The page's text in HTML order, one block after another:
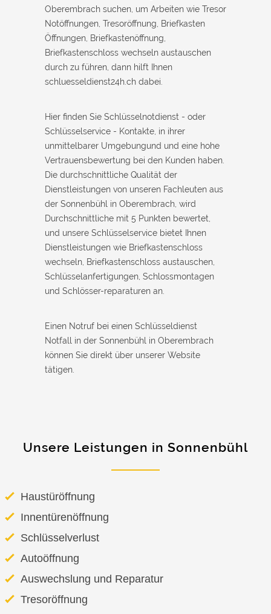
Oberembrach suchen, um Arbeiten wie Tresor
Notöffnungen, Tresoröffnung, Briefkasten
Öffnungen, Briefkastenöffnung,
Briefkastenschloss wechseln austauschen
durch zu führen, dann hilft Ihnen
schluesseldienst24h.ch dabei.
Hier finden Sie Schlüsselnotdienst - oder
Schlüsselservice - Kontakte, in ihrer
unmittelbarer Umgebungund und eine hohe
Vertrauensbewertung bei den Kunden haben.
Die durchschnittliche Qualität der
Dienstleistungen von unseren Fachleuten aus
der Sonnenbühl in Oberembrach, wird
Durchschnittliche mit 5 Punkten bewertet,
und unsere Schlüsselservice bietet Ihnen
Dienstleistungen wie Briefkastenschloss
wechseln, Briefkastenschloss austauschen,
Schlüsselanfertigungen, Schlossmontagen
und Schlösser-reparaturen an.
Einen Notruf bei einen Schlüsseldienst
Notfall in der Sonnenbühl in Oberembrach
können Sie direkt über unserer Website
tätigen.
Unsere Leistungen in Sonnenbühl
Haustüröffnung
Innentürenöffnung
Schlüsselverlust
Autoöffnung
Auswechslung und Reparatur
Tresoröffnung